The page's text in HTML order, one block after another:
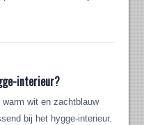
interieur?
wit en zachtblauw
bij het hygge-interieur.